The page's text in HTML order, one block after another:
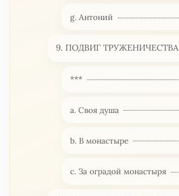
g. Антоний
9. ПОДВИГ ТРУЖЕНИЧЕСТВА
***
а. Своя душа
b. В монастыре
с. За оградой монастыря